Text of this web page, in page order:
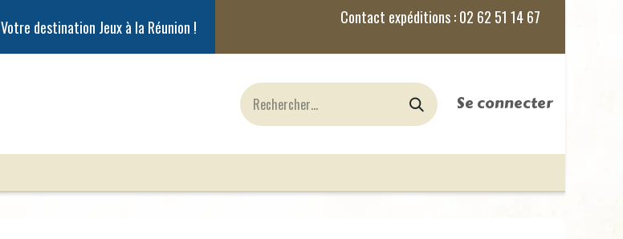
Votre destination Jeux à la Réunion !
Se connecter